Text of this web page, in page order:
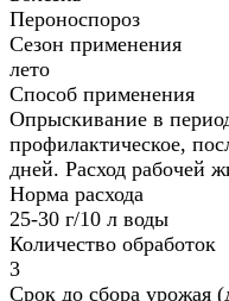
Пероноспороз
Сезон применения
лето
Способ применения
Опрыскивание в
профилактическое,
дней. Расход рабочей
Норма расхода
25-30 г/10 л воды
Количество обработок
3
Срок до сбора урожая